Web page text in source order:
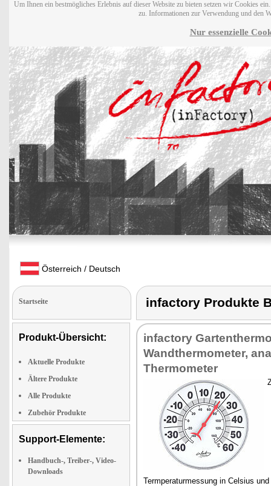
Um Ihnen ein bestmögliches Erlebnis auf dieser Website zu bieten setzen wir Cookies
zu. Informationen zur Verwendung und den
Nur essenzielle
Österreich / Deutsch
Startseite
Produkt-Übersicht:
Aktuelle Produkte
Ältere Produkte
Alle Produkte
Zubehör Produkte
Support-Elemente:
Handbuch-, Treiber-, Video-
Downloads
infactory Produkte
infactory
Wandthermometer,
Thermometer
Termperaturmessung in Celsius